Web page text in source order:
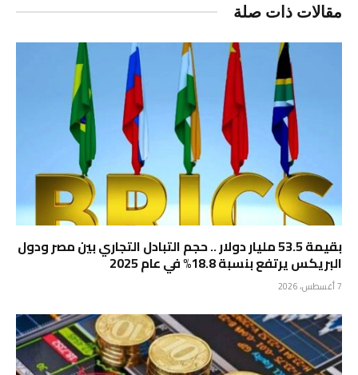
مقالات ذات صلة
بقيمة 53.5 مليار دولار .. حجم التبادل التجاري بين مصر ودول
البريكس يرتفع بنسبة 18.8% في عام 2025
7 أغسطس، 2026